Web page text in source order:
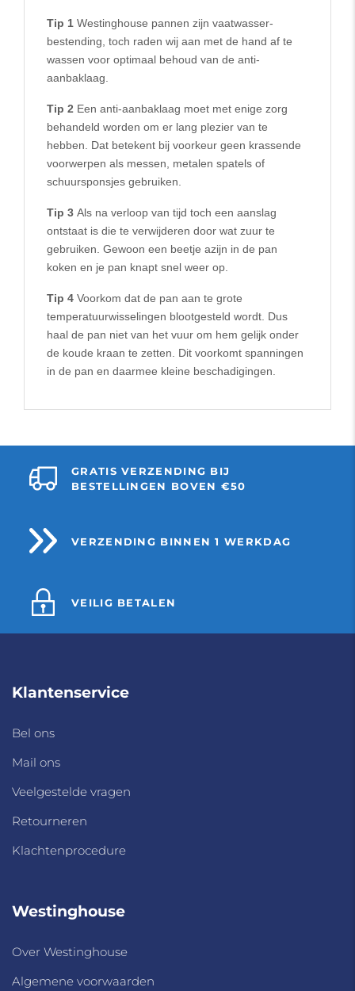
Tip 1 Westinghouse pannen zijn vaatwasser-
bestending, toch raden wij aan met de hand af te
wassen voor optimaal behoud van de anti-
aanbaklaag.
Tip 2 Een anti-aanbaklaag moet met enige zorg
behandeld worden om er lang plezier van te
hebben. Dat betekent bij voorkeur geen krassende
voorwerpen als messen, metalen spatels of
schuursponsjes gebruiken.
Tip 3 Als na verloop van tijd toch een aanslag
ontstaat is die te verwijderen door wat zuur te
gebruiken. Gewoon een beetje azijn in de pan
koken en je pan knapt snel weer op.
Tip 4 Voorkom dat de pan aan te grote
temperatuurwisselingen blootgesteld wordt. Dus
haal de pan niet van het vuur om hem gelijk onder
de koude kraan te zetten. Dit voorkomt spanningen
in de pan en daarmee kleine beschadigingen.
GRATIS VERZENDING BIJ
BESTELLINGEN BOVEN €50
VERZENDING BINNEN 1 WERKDAG
VEILIG BETALEN
Klantenservice
Bel ons
Mail ons
Veelgestelde vragen
Retourneren
Klachtenprocedure
Westinghouse
Over Westinghouse
Algemene voorwaarden